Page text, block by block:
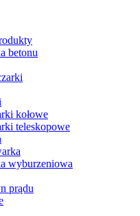
betonu
kołowe
teleskopowe
wyburzeniowa
prądu